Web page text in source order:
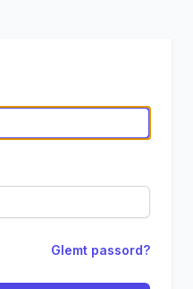
Glemt passord?